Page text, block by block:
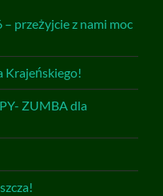
przeżyjcie z nami moc
Krajeńskiego!
ZUMBA dla